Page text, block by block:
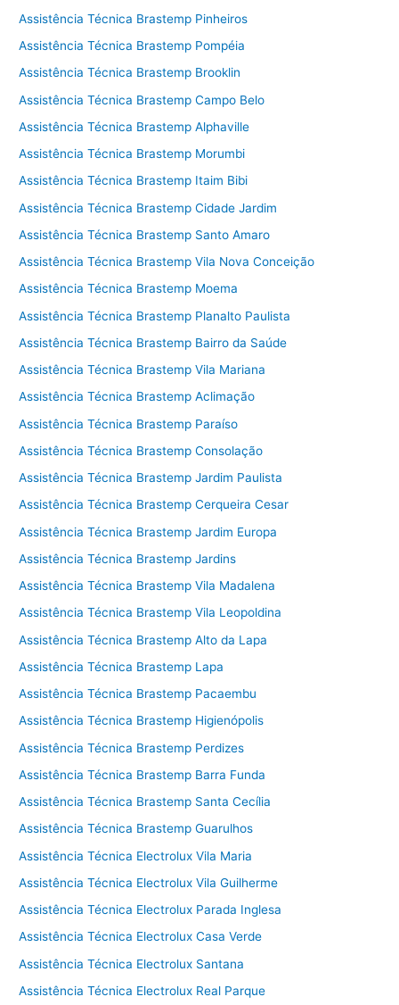
Assistência Técnica Brastemp Pinheiros
Assistência Técnica Brastemp Pompéia
Assistência Técnica Brastemp Brooklin
Assistência Técnica Brastemp Campo Belo
Assistência Técnica Brastemp Alphaville
Assistência Técnica Brastemp Morumbi
Assistência Técnica Brastemp Itaim Bibi
Assistência Técnica Brastemp Cidade Jardim
Assistência Técnica Brastemp Santo Amaro
Assistência Técnica Brastemp Vila Nova Conceição
Assistência Técnica Brastemp Moema
Assistência Técnica Brastemp Planalto Paulista
Assistência Técnica Brastemp Bairro da Saúde
Assistência Técnica Brastemp Vila Mariana
Assistência Técnica Brastemp Aclimação
Assistência Técnica Brastemp Paraíso
Assistência Técnica Brastemp Consolação
Assistência Técnica Brastemp Jardim Paulista
Assistência Técnica Brastemp Cerqueira Cesar
Assistência Técnica Brastemp Jardim Europa
Assistência Técnica Brastemp Jardins
Assistência Técnica Brastemp Vila Madalena
Assistência Técnica Brastemp Vila Leopoldina
Assistência Técnica Brastemp Alto da Lapa
Assistência Técnica Brastemp Lapa
Assistência Técnica Brastemp Pacaembu
Assistência Técnica Brastemp Higienópolis
Assistência Técnica Brastemp Perdizes
Assistência Técnica Brastemp Barra Funda
Assistência Técnica Brastemp Santa Cecília
Assistência Técnica Brastemp Guarulhos
Assistência Técnica Electrolux Vila Maria
Assistência Técnica Electrolux Vila Guilherme
Assistência Técnica Electrolux Parada Inglesa
Assistência Técnica Electrolux Casa Verde
Assistência Técnica Electrolux Santana
Assistência Técnica Electrolux Real Parque